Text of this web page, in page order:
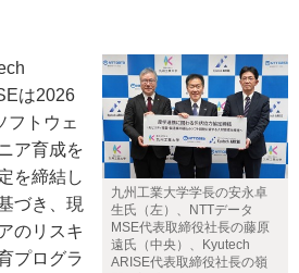
九州工業大学学長の安永卓
生氏（左）、NTTデータ
MSE代表取締役社長の藤原
遠氏（中央）、Kyutech
ARISE代表取締役社長の嶺
は2026
フトウェ
ア育成を
を締結し
づき、現
のリスキ
プログラ